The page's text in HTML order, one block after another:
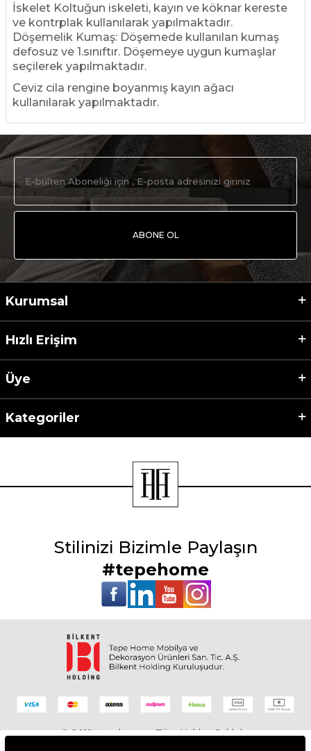
İskelet Koltuğun iskeleti, kayın ve köknar kereste
ve kontrplak kullanılarak yapılmaktadır.
Döşemelik Kumaş: Döşemede kullanılan kumaş
defosuz ve 1.sınıftır. Döşemeye uygun kumaşlar
seçilerek yapılmaktadır.
Ceviz cila rengine boyanmış kayın ağacı
kullanılarak yapılmaktadır.
ABONE OL
Kurumsal
Hızlı Erişim
Üye
Kategoriler
Stilinizi Bizimle Paylaşın
#tepehome
© 2019 tepehome - Tüm Hakları Saklıdır.